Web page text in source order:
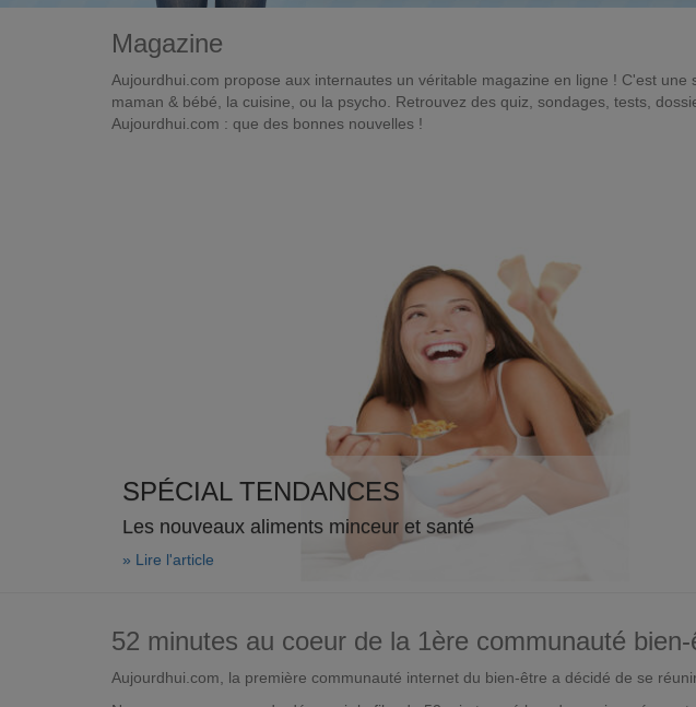
Magazine
Aujourdhui.com propose aux internautes un véritable magazine en ligne ! C'est
maman & bébé, la cuisine, ou la psycho. Retrouvez des quiz, sondages, tests,
Aujourdhui.com : que des bonnes nouvelles !
SPÉCIAL TENDANCES
Les nouveaux aliments minceur et santé
» Lire l'article
52 minutes au coeur de la 1ère communauté
Aujourdhui.com, la première communauté internet du bien-être a décidé de se